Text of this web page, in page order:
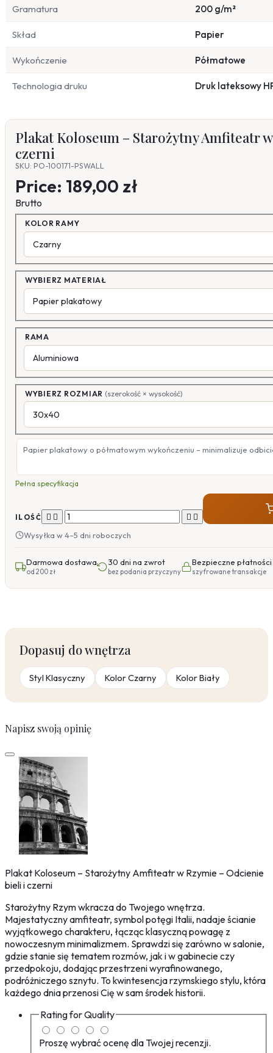
Gramatura 200 g/m²
Skład Papier
Wykończenie Półmatowe
Technologia druku Druk lateksowy
Plakat Koloseum – Starożytny Amfiteatr
czerni
SKU: PO-100171-PSWALL
Price: 189,00 zł
Brutto
KOLOR RAMY
WYBIERZ MATERIAŁ
RAMA
WYBIERZ ROZMIAR (szerokość × wysokość)
Papier plakatowy o półmatowym wykończeniu – minimalizuje
Pełna specyfikacja
ILOŚĆ    
Wysyłka w 4–5 dni roboczych
Darmowa dostawa
od 200 zł
30 dni na zwrot
bez podania przyczyny
Bezpieczne płatności
szyfrowane transakcje
Dopasuj do wnętrza
Styl Klasyczny Kolor Czarny Kolor Biały
Napisz swoją opinię
Plakat Koloseum – Starożytny Amfiteatr w Rzymie – Odcienie
bieli i czerni
Starożytny Rzym wkracza do Twojego wnętrza.
Majestatyczny amfiteatr, symbol potęgi Italii, nadaje ścianie
wyjątkowego charakteru, łącząc klasyczną powagę z
nowoczesnym minimalizmem. Sprawdzi się zarówno w salonie,
gdzie stanie się tematem rozmów, jak i w gabinecie czy
przedpokoju, dodając przestrzeni wyrafinowanego,
podróżniczego sznytu. To kwintesencja rzymskiego stylu, która
każdego dnia przenosi Cię w sam środek historii.
Rating forQuality
Proszę wybrać ocenę dla Twojej recenzji.